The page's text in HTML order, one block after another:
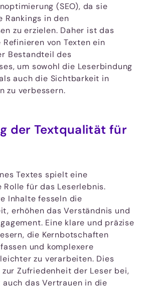
(SEO), da sie
Rankings in den
zu erzielen. Daher ist das
von Texten ein
Bestandteil des
um sowohl die Leserbindung
auch die Sichtbarkeit in
zu verbessern.
der Textqualität für
Textes spielt eine
für das Leserlebnis.
Inhalte fesseln die
erhöhen das Verständnis und
Eine klare und präzise
die Kernbotschaften
und komplexere
zu verarbeiten. Dies
Zufriedenheit der Leser bei,
das Vertrauen in die